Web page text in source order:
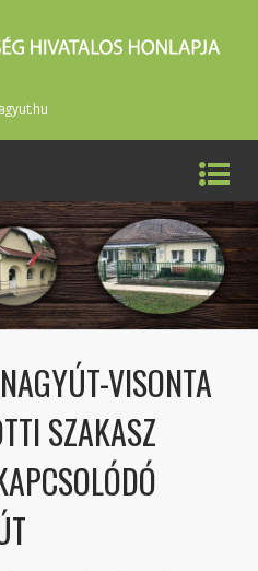
VISONTA
SZAKASZ